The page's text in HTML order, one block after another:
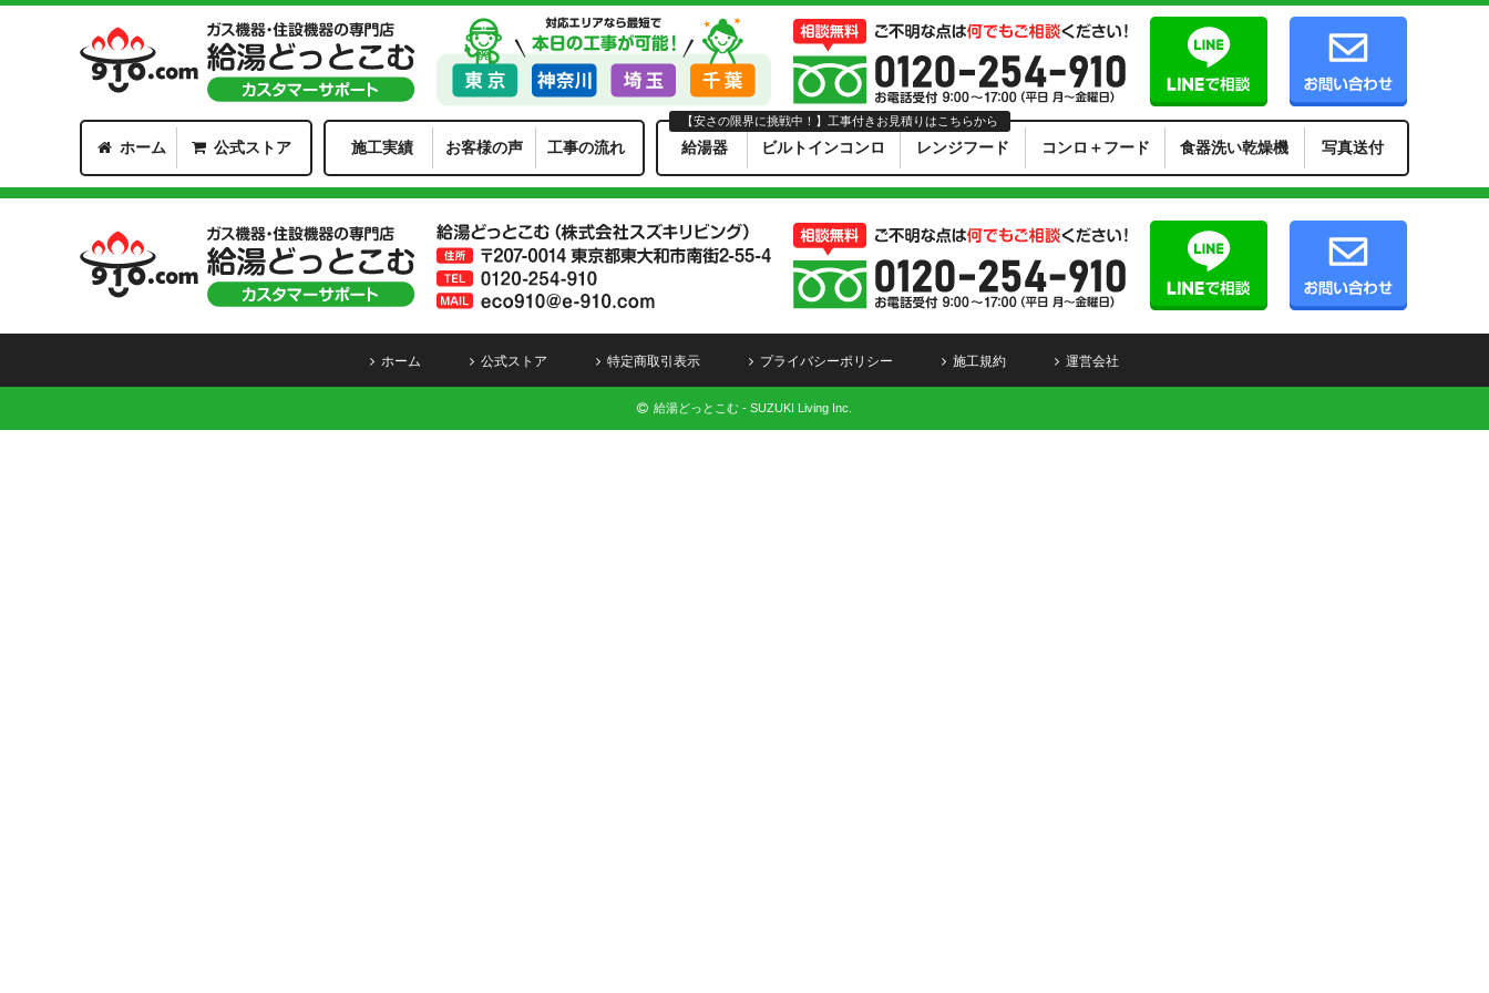
ホーム 公式ストア 施工実績 お客様の声 工事の流れ 給湯器 ビルトインコンロ レンジフード コンロ＋フード 食器洗い乾燥機 写真送付
【安さの限界に挑戦中！】工事付きお見積りはこちらから
ホーム 公式ストア 特定商取引表示 プライバシーポリシー 施工規約 運営会社
給湯どっとこむ - SUZUKI Living Inc.